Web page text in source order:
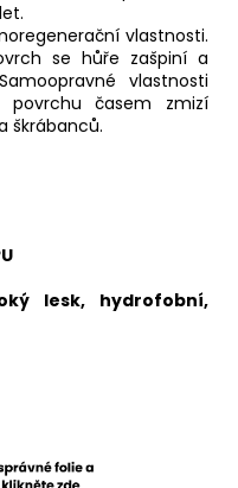
vlastnosti.
se hůře zašpiní a
vlastnosti
povrchu časem zmizí
škrábanců.
lesk, hydrofobní,